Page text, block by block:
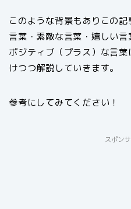
このような背景もありこの
言葉・素敵な言葉・嬉しい
ポジティブ（プラス）な言
けつつ解説していきます。
参考にしてみてください！
スポン